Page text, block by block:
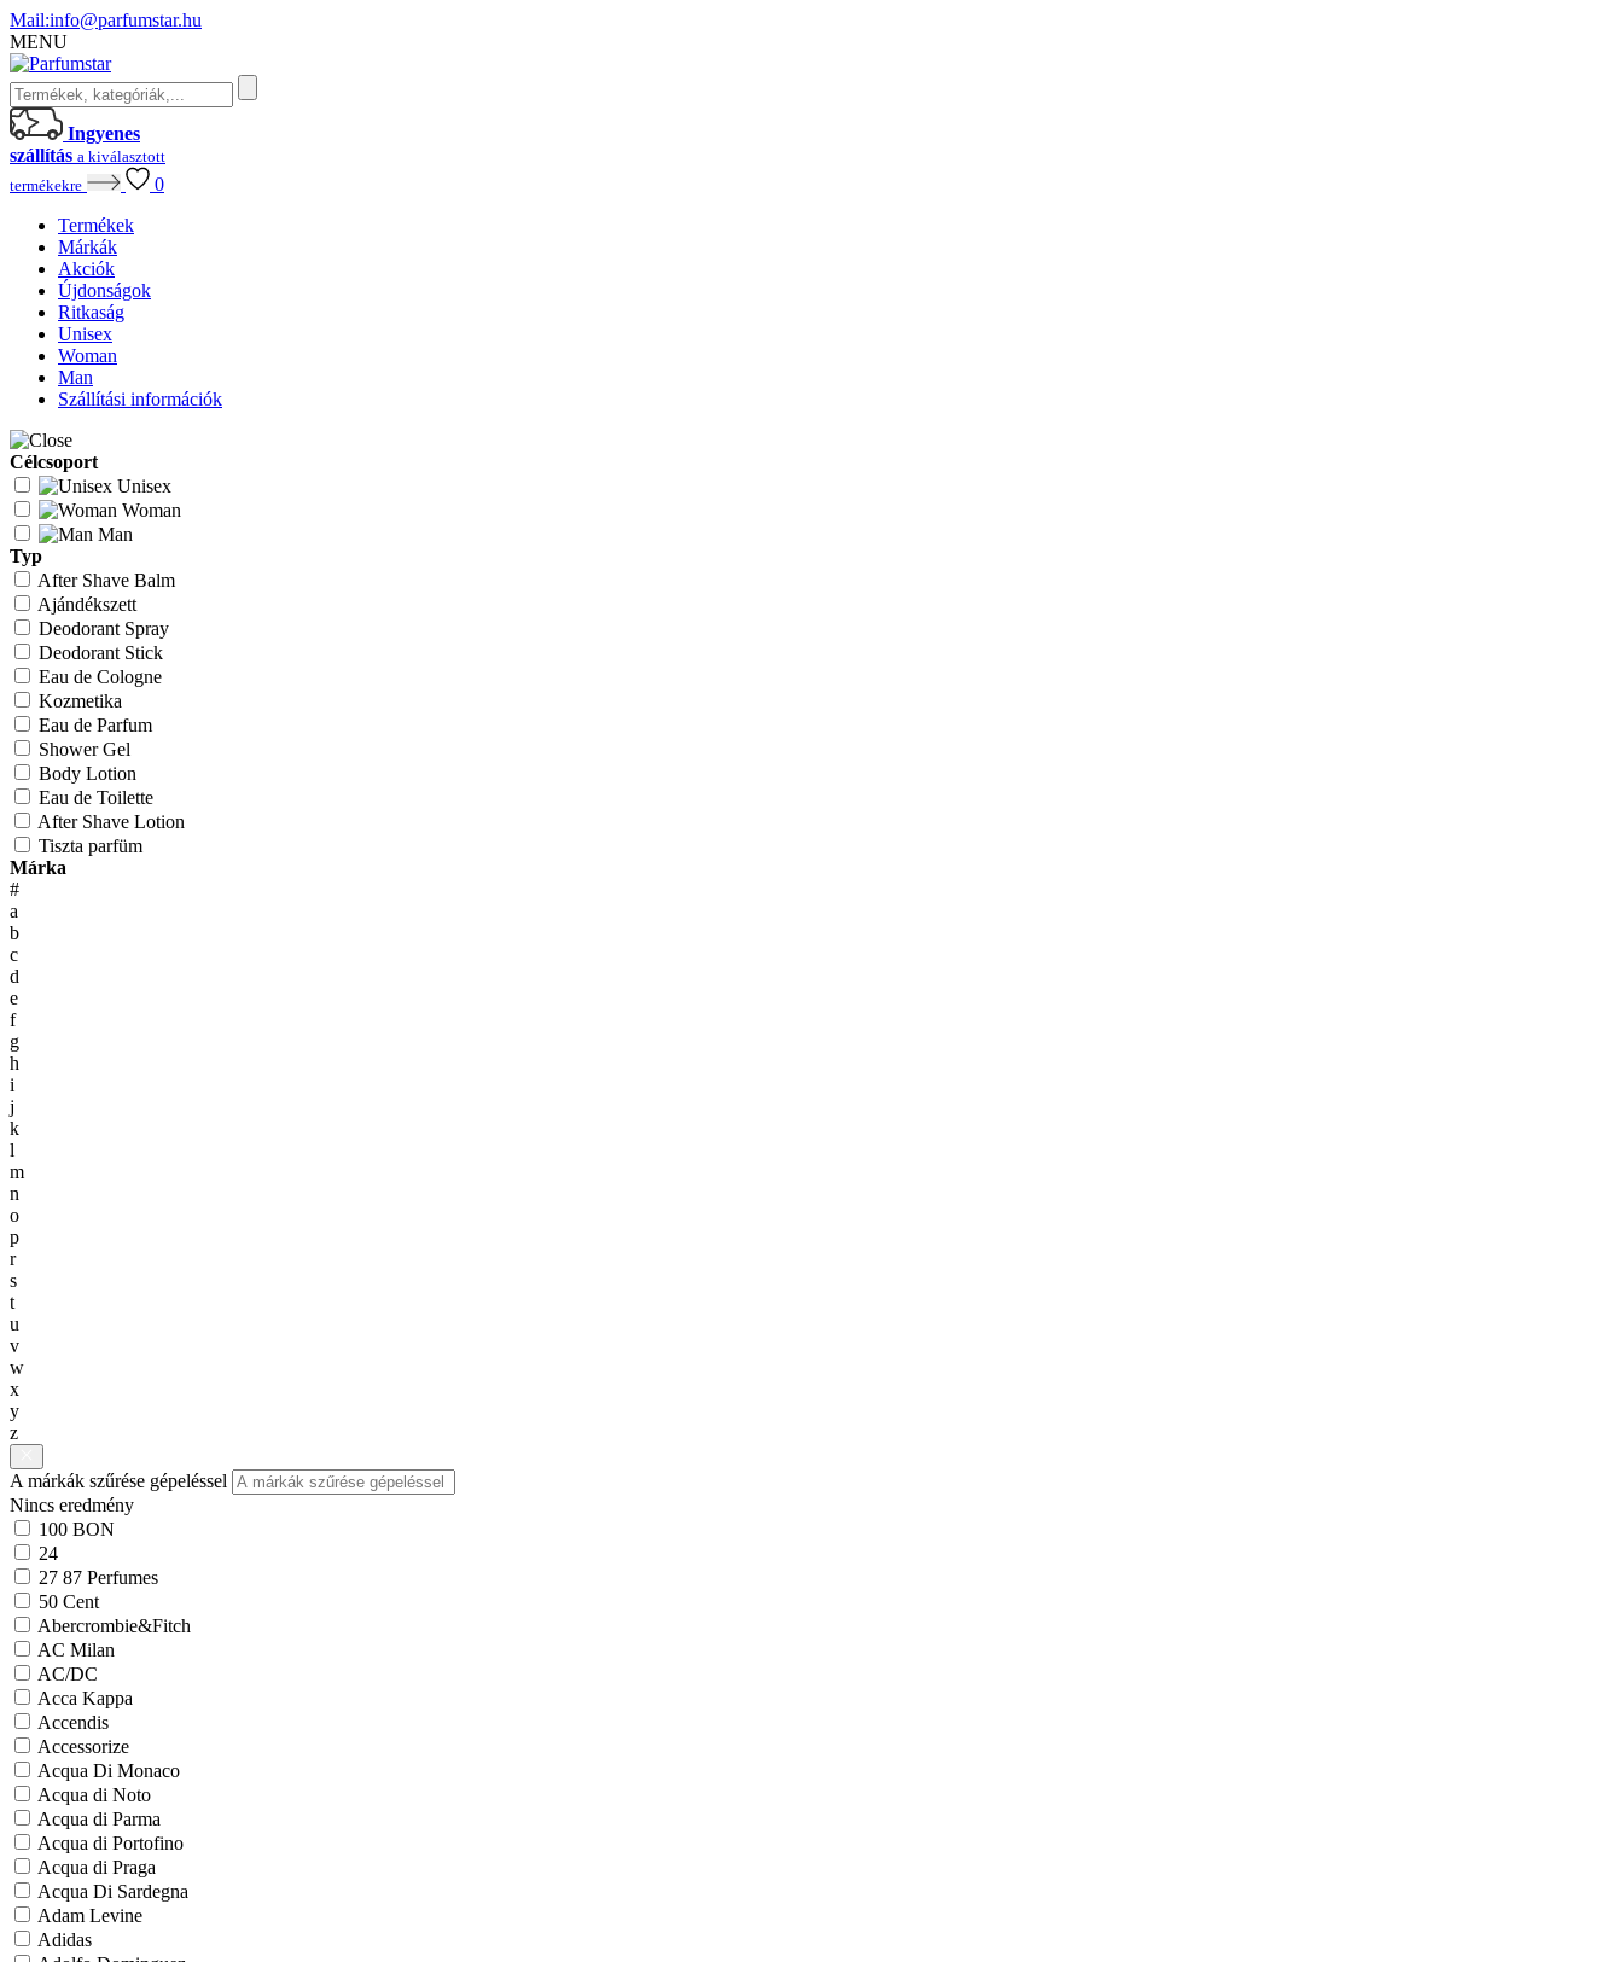
Mail:info@parfumstar.hu
MENU
Ingyenes
szállítás a kiválasztott
termékekre
0
Termékek
Márkák
Akciók
Újdonságok
Ritkaság
Unisex
Woman
Man
Szállítási információk
Célcsoport
Unisex
Woman
Man
Typ
After Shave Balm
Ajándékszett
Deodorant Spray
Deodorant Stick
Eau de Cologne
Kozmetika
Eau de Parfum
Shower Gel
Body Lotion
Eau de Toilette
After Shave Lotion
Tiszta parfüm
Márka
#
a
b
c
d
e
f
g
h
i
j
k
l
m
n
o
p
r
s
t
u
v
w
x
y
z
A márkák szűrése gépeléssel
Nincs eredmény
100 BON
24
27 87 Perfumes
50 Cent
Abercrombie&Fitch
AC Milan
AC/DC
Acca Kappa
Accendis
Accessorize
Acqua Di Monaco
Acqua di Noto
Acqua di Parma
Acqua di Portofino
Acqua di Praga
Acqua Di Sardegna
Adam Levine
Adidas